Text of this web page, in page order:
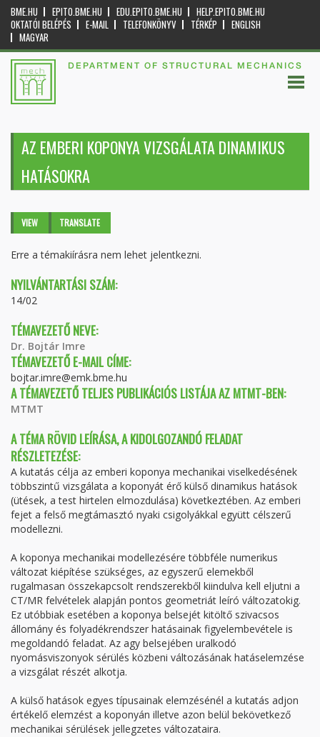
BME.HU EPITO.BME.HU EDU.EPITO.BME.HU
HELP.EPITO.BME.HU
OKTATÓI BELÉPÉS
E-MAIL TELEFONKÖNYV TÉRKÉP
ENGLISH
MAGYAR
DEPARTMENT OF STRUCTURAL MECHANICS
AZ EMBERI KOPONYA VIZSGÁLATA DINAMIKUS
HATÁSOKRA
Primary tabs
VIEW (ACTIVETRANSLATE
Erre a témakiírásra nem lehet jelentkezni.
NYILVÁNTARTÁSI SZÁM:
14/02
TÉMAVEZETŐ NEVE:
Dr. Bojtár Imre
TÉMAVEZETŐ E-MAIL CÍME:
bojtar.imre@emk.bme.hu
A TÉMAVEZETŐ TELJES PUBLIKÁCIÓS LISTÁJA AZ MTMT-BEN:
MTMT
A TÉMA RÖVID LEÍRÁSA, A KIDOLGOZANDÓ FELADAT
RÉSZLETEZÉSE:
A kutatás célja az emberi koponya mechanikai viselkedésének
többszintű vizsgálata a koponyát érő külső dinamikus hatások
(ütések, a test hirtelen elmozdulása) következtében. Az emberi
fejet a felső megtámasztó nyaki csigolyákkal együtt célszerű
modellezni.
A koponya mechanikai modellezésére többféle numerikus
változat kiépítése szükséges, az egyszerű elemekből
rugalmasan összekapcsolt rendszerekből kiindulva kell eljutni a
CT/MR felvételek alapján pontos geometriát leíró változatokig.
Ez utóbbiak esetében a koponya belsejét kitöltő szivacsos
állomány és folyadékrendszer hatásainak figyelembevétele is
megoldandó feladat. Az agy belsejében uralkodó
nyomásviszonyok sérülés közbeni változásának hatáselemzése
a vizsgálat részét alkotja.
A külső hatások egyes típusainak elemzésénél a kutatás adjon
értékelő elemzést a koponyán illetve azon belül bekövetkező
mechanikai sérülések jellegzetes változataira.